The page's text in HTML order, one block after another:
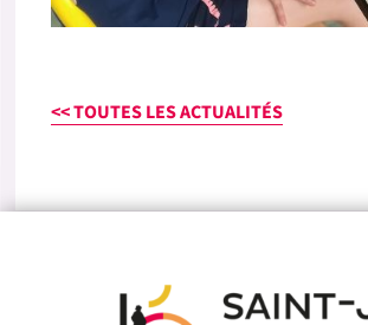
<< TOUTES LES ACTUALITÉS